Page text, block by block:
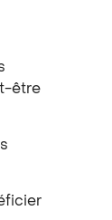
être